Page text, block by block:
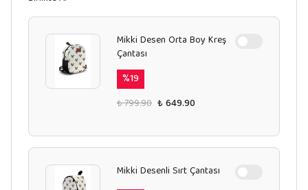
Mikki Desen Orta Boy Kreş
Çantası
%19
₺ 799.90 ₺ 649.90
Mikki Desenli Sırt Çantası